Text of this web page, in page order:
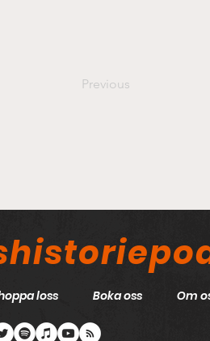
Previous
loss Boka oss Om